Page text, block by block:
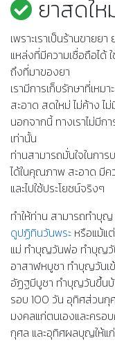
ยาสดให
เพราะเราเป็นร้านขายย
แหล่งที่มีความเชื่อถือไ
ถึงที่มาของยา
เรามีการเก็บรักษาที่เหม
สะอาด สดใหม่ ไม่ค้าง ไ
นอกจากนี้ ทางเราไม่มีก
เท่านั้น
ท่านสามารถมั่นใจในกา
ได้ในคุณภาพ สะอาด มี
และไปใช้ประโยชน์จริงๆ
ทำให้ท่าน สามารถทำบุ
ดูปฏิทินวันพระ หรือแม้แ
แม่ ทำบุญวันพ่อ ทำบุญ
อาสาฬหบูชา ทำบุญวัน
อัฏฐมีบูชา ทำบุญวันขึ้น
รอบ 100 วัน อุทิศส่วนกุ
มงคลแก่ตนเองและคร
กุศล และอุทิศผลบุญให้แ